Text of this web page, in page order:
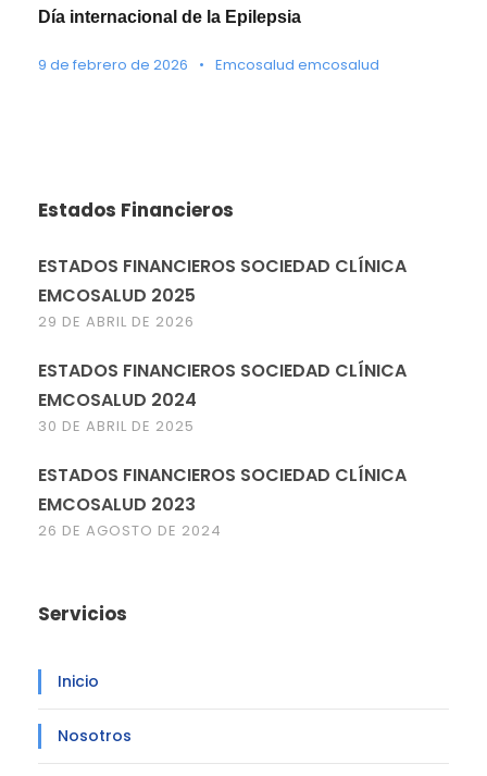
Día internacional de la Epilepsia
9 de febrero de 2026 • Emcosalud emcosalud
Estados Financieros
ESTADOS FINANCIEROS SOCIEDAD CLÍNICA
EMCOSALUD 2025
29 DE ABRIL DE 2026
ESTADOS FINANCIEROS SOCIEDAD CLÍNICA
EMCOSALUD 2024
30 DE ABRIL DE 2025
ESTADOS FINANCIEROS SOCIEDAD CLÍNICA
EMCOSALUD 2023
26 DE AGOSTO DE 2024
Servicios
Inicio
Nosotros